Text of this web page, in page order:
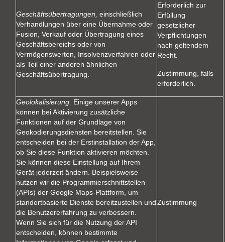
Geschäftsübertragungen, einschließlich
Verhandlungen über eine Übernahme oder
Fusion, Verkauf oder Übertragung eines
Geschäftsbereichs oder von
Vermögenswerten, Insolvenzverfahren oder
als Teil einer anderen ähnlichen
Geschäftsübertragung.
Erforderlich zur
Erfüllung
gesetzlicher
Verpflichtungen
nach geltendem
Recht.
Zustimmung, falls
erforderlich.
Geolokalisierung. Einige unserer Apps
können bei Aktivierung zusätzliche
Funktionen auf der Grundlage von
Geokodierungsdiensten bereitstellen. Sie
entscheiden bei der Erstinstallation der App,
ob Sie diese Funktion aktivieren möchten.
Sie können diese Einstellung auf Ihrem
Gerät jederzeit ändern. Beispielsweise
nutzen wir die Programmierschnittstellen
(APIs) der Google Maps-Plattform, um
standortbasierte Dienste bereitzustellen und
die Benutzererfahrung zu verbessern.
Wenn Sie sich für die Nutzung der API
entscheiden, können bestimmte
Zustimmung